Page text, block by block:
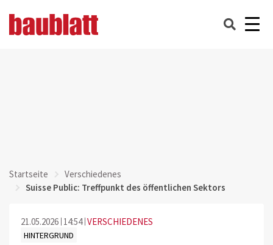
Startseite
Verschiedenes
Suisse Public: Treffpunkt des öffentlichen Sektors
21.05.2026 14:54 VERSCHIEDENES
HINTERGRUND